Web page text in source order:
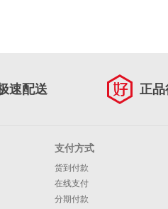
速配送 正品
支付方式
货到付款
在线支付
分期付款